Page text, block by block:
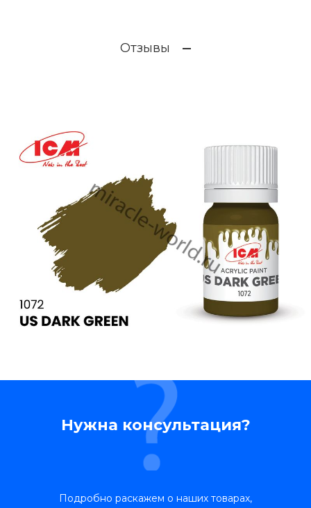
Отзывы
Нужна консультация?
Подробно раскажем о наших товарах,